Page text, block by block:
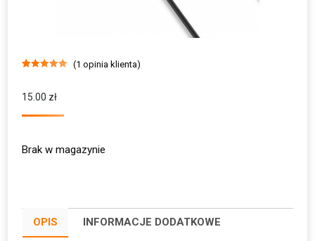
15.00 zł
podstawie
oceny klienta
(1 opinia klienta)
Brak w magazynie
OPIS INFORMACJE DODATKOWE